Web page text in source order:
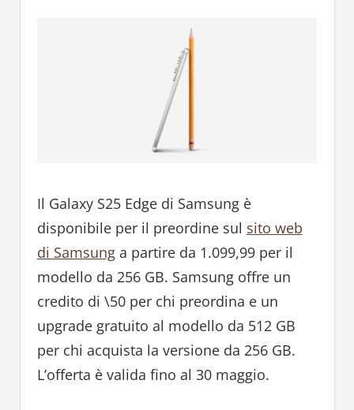
Il Galaxy S25 Edge di Samsung è
disponibile per il preordine sul sito web
di Samsunga partire da 1.099,99 per il
modello da 256 GB. Samsung offre un
credito di \50 per chi preordina e un
upgrade gratuito al modello da 512 GB
per chi acquista la versione da 256 GB.
L’offerta è valida fino al 30 maggio.